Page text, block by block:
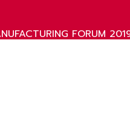
FORUM